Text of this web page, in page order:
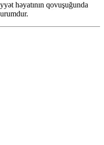
həyatının qovuşuğunda